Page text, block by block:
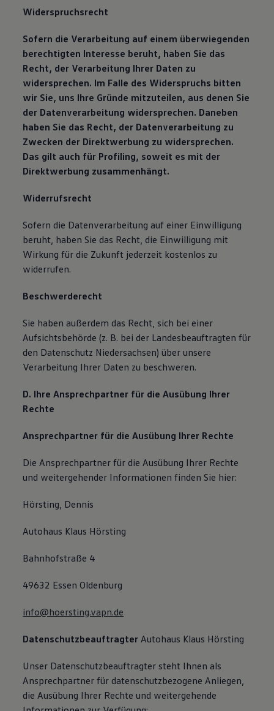
Widerspruchsrecht
Sofern die Verarbeitung auf einem überwiegenden
berechtigten Interesse beruht, haben Sie das
Recht, der Verarbeitung Ihrer Daten zu
widersprechen. Im Falle des Widerspruchs bitten
wir Sie, uns Ihre Gründe mitzuteilen, aus denen Sie
der Datenverarbeitung widersprechen. Daneben
haben Sie das Recht, der Datenverarbeitung zu
Zwecken der Direktwerbung zu widersprechen.
Das gilt auch für Profiling, soweit es mit der
Direktwerbung zusammenhängt.
Widerrufsrecht
Sofern die Datenverarbeitung auf einer Einwilligung
beruht, haben Sie das Recht, die Einwilligung mit
Wirkung für die Zukunft jederzeit kostenlos zu
widerrufen.
Beschwerderecht
Sie haben außerdem das Recht, sich bei einer
Aufsichtsbehörde (z. B. bei der Landesbeauftragten für
den Datenschutz Niedersachsen) über unsere
Verarbeitung Ihrer Daten zu beschweren.
D. Ihre Ansprechpartner für die Ausübung Ihrer
Rechte
Ansprechpartner für die Ausübung Ihrer Rechte
Die Ansprechpartner für die Ausübung Ihrer Rechte
und weitergehender Informationen finden Sie hier:
Hörsting, Dennis
Autohaus Klaus Hörsting
Bahnhofstraße 4
49632 Essen Oldenburg
info@hoersting.vapn.de
Datenschutzbeauftragter Autohaus Klaus Hörsting
Unser Datenschutzbeauftragter steht Ihnen als
Ansprechpartner für datenschutzbezogene Anliegen,
die Ausübung Ihrer Rechte und weitergehende